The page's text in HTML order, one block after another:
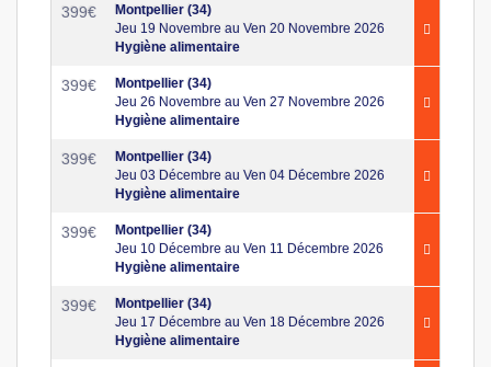
399€
Montpellier (34)
Jeu 19 Novembre au Ven 20 Novembre 2026
Hygiène alimentaire
399€
Montpellier (34)
Jeu 26 Novembre au Ven 27 Novembre 2026
Hygiène alimentaire
399€
Montpellier (34)
Jeu 03 Décembre au Ven 04 Décembre 2026
Hygiène alimentaire
399€
Montpellier (34)
Jeu 10 Décembre au Ven 11 Décembre 2026
Hygiène alimentaire
399€
Montpellier (34)
Jeu 17 Décembre au Ven 18 Décembre 2026
Hygiène alimentaire